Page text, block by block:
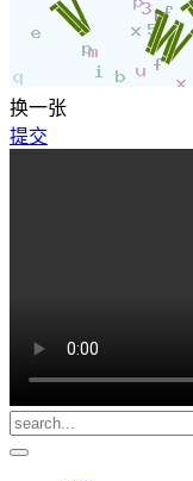
换一张
提交